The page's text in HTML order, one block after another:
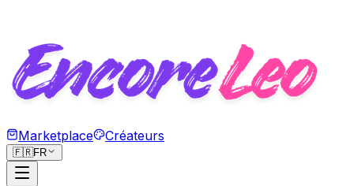
Marketplace Créateurs
🇫🇷FR